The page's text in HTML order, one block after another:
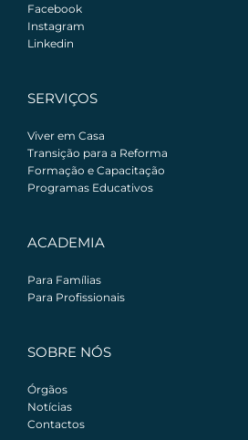
Facebook
Instagram
Linkedin
SERVIÇOS
Viver em Casa
Transição para a Reforma
Formação e Capacitação
Programas Educativos
ACADEMIA
Para Famílias
Para Profissionais
SOBRE NÓS
Órgãos
Notícias
Contactos